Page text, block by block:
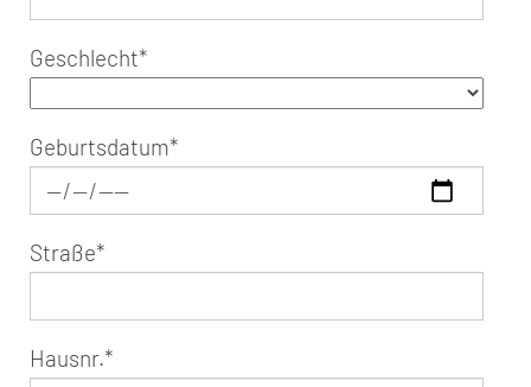
Geschlecht*
Geburtsdatum*
Straße*
Hausnr.*